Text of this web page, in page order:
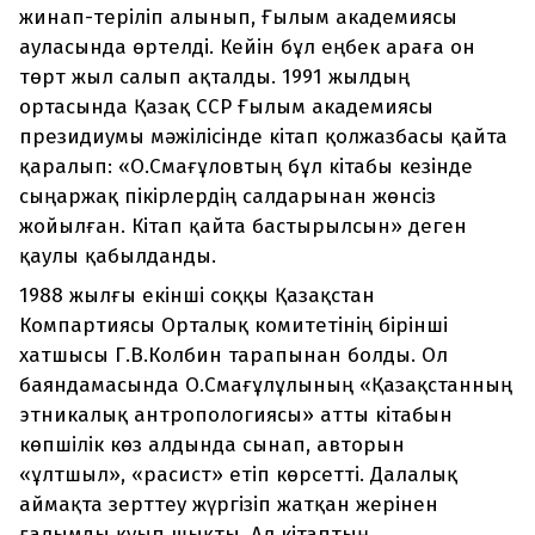
жинап-теріліп алынып, Ғылым академиясы
ауласында өртелді. Кейін бұл еңбек араға он
төрт жыл салып ақталды. 1991 жылдың
ортасында Қазақ ССР Ғылым академиясы
президиумы мәжілісінде кітап қолжазбасы қайта
қаралып: «О.Смағұловтың бұл кітабы кезінде
сыңаржақ пікірлердің салдарынан жөнсіз
жойылған. Кітап қайта бастырылсын» деген
қаулы қабылданды.
1988 жылғы екінші соққы Қазақстан
Компартиясы Орталық комитетінің бірінші
хатшысы Г.В.Колбин тарапынан болды. Ол
баяндамасында О.Смағұлұлының «Қазақстанның
этникалық антропологиясы» атты кітабын
көпшілік көз алдында сынап, авторын
«ұлтшыл», «расист» етіп көрсетті. Далалық
аймақта зерттеу жүргізіп жатқан жерінен